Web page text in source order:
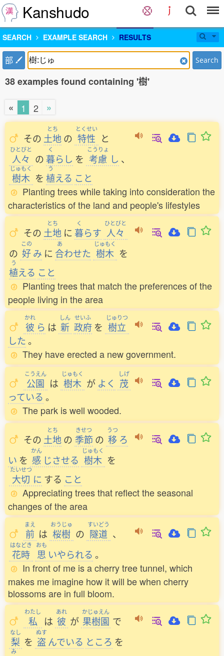
Kanshudo
SEARCH EXAMPLE SEARCH RESULTS
部 Search
38 examples found containing '樹'
« 1 2 »
その
とち
土地の
とくせい
特性 と
ひとびと
人々 の
く
暮らし を
こうりょ
考慮 し 、
じゅもく
樹木 を
う
植える こと
Planting trees while taking into consideration the
characteristics of the land and people's lifestyles
その
とち
土地 に
く
暮らす
ひとびと
人々
の
この
好み に
あ
合わせた
じゅもく
樹木 を
う
植える こと
Planting trees that match the preferences of the
people living in the area
かれ
彼 ら は
しん
新
せいふ
政府 を
じゅりつ
樹立
した。
They have erected a new government.
こうえん
公園 は
じゅもく
樹木 が よく
しげ
茂
っている 。
The park is well wooded.
その
とち
土地の
きせつ
季節 の
うつ
移 ろ
い を
かん
感 じさせる
じゅもく
樹木 を
たいせつ
大切 に する こと
Appreciating trees that reflect the seasonal
changes of the area
まえ
前 は
おうじゅ
桜樹 の
すいどう
隧道 、
はなどき
花時
おも
思 いやられる 。
In front of me is a cherry tree tunnel, which
makes me imagine how it will be when cherry
blossoms are in full bloom.
わたし
私 は
あれ
彼 が
かじゅえん
果樹園 で
なし
梨 を
ぬす
盗 んでいる ところ を
み